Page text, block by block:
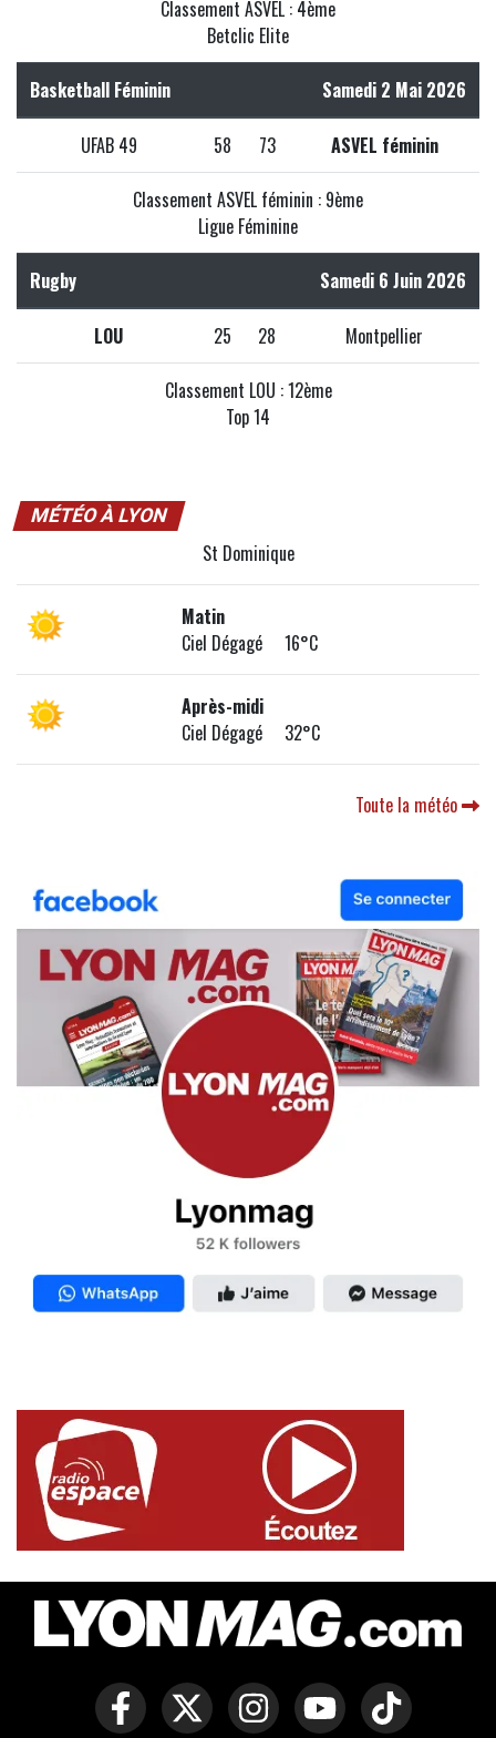
Classement ASVEL : 4ème
Betclic Elite
Basketball Féminin Samedi 2 Mai 2026
UFAB 49 58 73 ASVEL féminin
Classement ASVEL féminin : 9ème
Ligue Féminine
Rugby Samedi 6 Juin 2026
LOU 25 28 Montpellier
Classement LOU : 12ème
Top 14
MÉTÉO À LYON
St Dominique
Matin
Ciel Dégagé 16°C
Après-midi
Ciel Dégagé 32°C
Toute la météo